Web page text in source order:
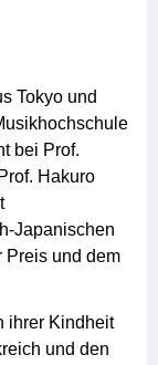
Tokyo und
bei Prof.
Hakuro
Japanischen
Preis und dem
ihrer Kindheit
und den